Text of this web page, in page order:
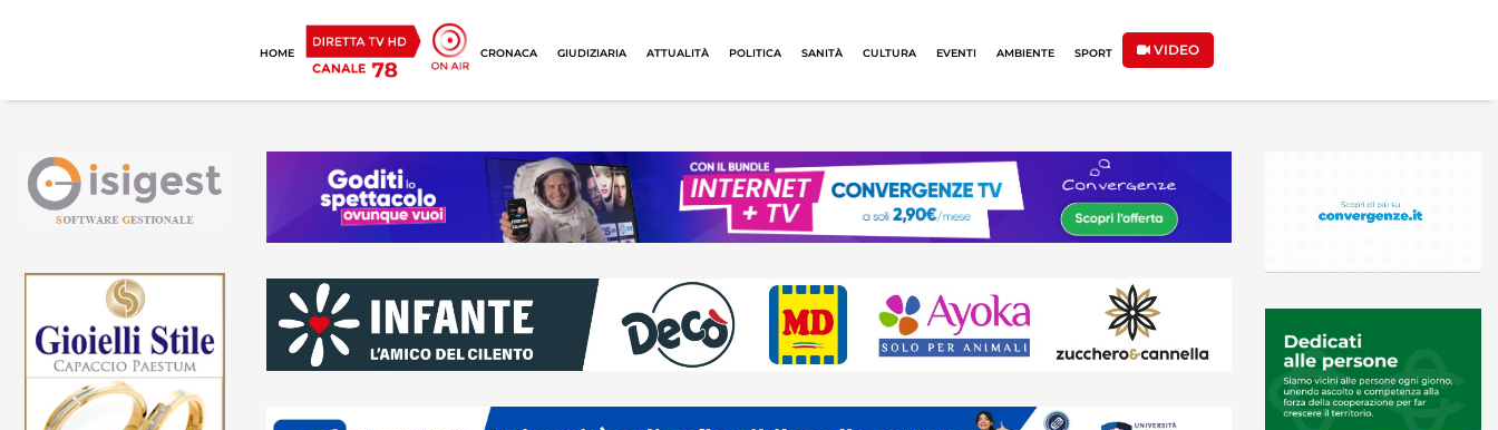
HOME CRONACA GIUDIZIARIA ATTUALITÀ POLITICA SANITÀ CULTURA EVENTI AMBIENTE SPORT VIDEO